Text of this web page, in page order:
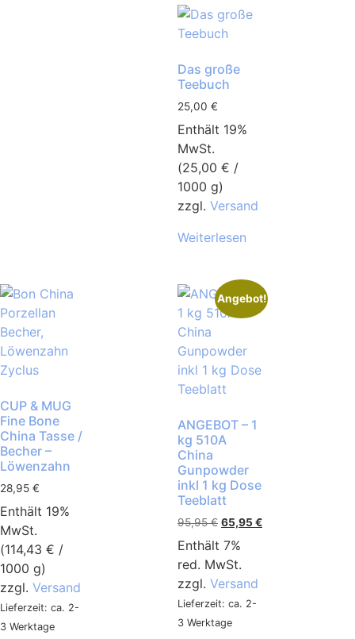
Das große
Teebuch
25,00 €
Enthält 19%
MwSt.
(25,00 € /
1000 g)
zzgl. Versand
Weiterlesen
CUP & MUG
Fine Bone
China Tasse /
Becher –
Löwenzahn
28,95 €
Enthält 19%
MwSt.
(114,43 € /
1000 g)
zzgl. Versand
Lieferzeit: ca. 2-
3 Werktage
Angebot!
ANGEBOT – 1
kg 510A
China
Gunpowder
inkl 1 kg Dose
Teeblatt
95,95€ 65,95€
Enthält 7%
red. MwSt.
zzgl. Versand
Lieferzeit: ca. 2-
3 Werktage